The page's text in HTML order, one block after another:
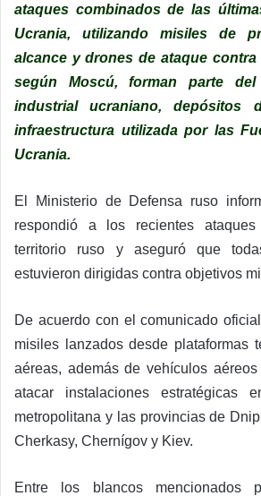
ataques combinados de las
Ucrania, utilizando misiles de
alcance y drones de ataque contra
según Moscú, forman parte del
industrial ucraniano, depósitos
infraestructura utilizada por las
Ucrania.
El Ministerio de Defensa ruso
respondió a los recientes ataques
territorio ruso y aseguró que
estuvieron dirigidas contra objetivos
De acuerdo con el comunicado
misiles lanzados desde plataformas
aéreas, además de vehículos
atacar instalaciones estratégicas
metropolitana y las provincias de
Cherkasy, Chernígov y Kiev.
Entre los blancos mencionados